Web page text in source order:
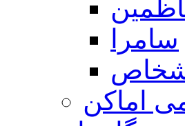
سامرا
اماکن